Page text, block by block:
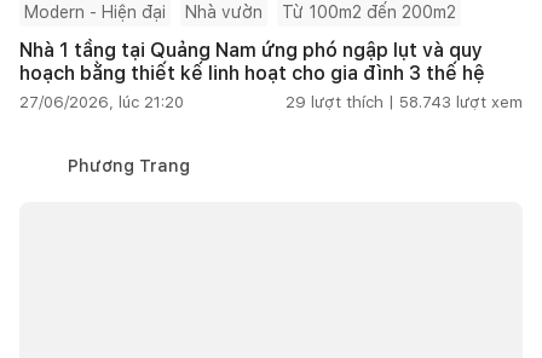
Modern - Hiện đại Nhà vườn Từ 100m2 đến 200m2
Nhà 1 tầng tại Quảng Nam ứng phó ngập lụt và quy
hoạch bằng thiết kế linh hoạt cho gia đình 3 thế hệ
27/06/2026, lúc 21:20 29 lượt thích | 58.743 lượt xem
Phương Trang